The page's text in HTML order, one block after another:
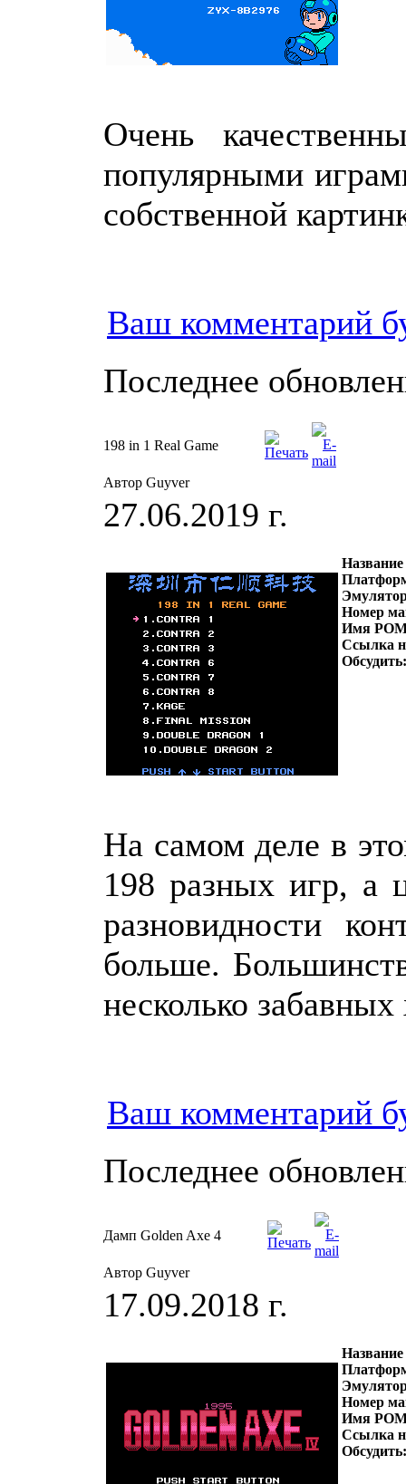
Очень
популярными
собственной
Ваш комментарий
Последнее
198 in 1 Real Game
Автор Guyver
27.06.2019 г.
Номер
Имя
Ссылка
На самом деле в
198 разных игр, а
разновидности
больше.
несколько забавных
Ваш комментарий
Последнее
Дамп Golden Axe 4
Автор Guyver
17.09.2018 г.
Номер
Имя
Ссылка